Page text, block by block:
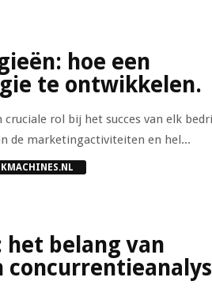
hoe een
te ontwikkelen.
rol bij het succes van elk
de marketingactiviteiten en hel...
belang van